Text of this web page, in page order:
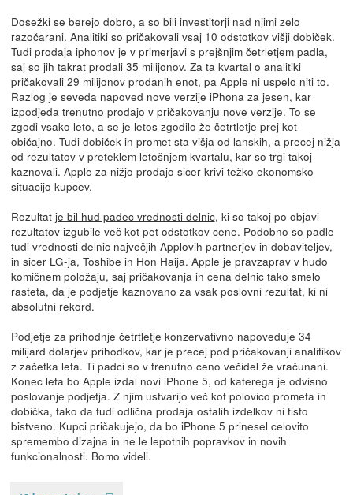
Dosežki se berejo dobro, a so bili investitorji nad njimi zelo
razočarani. Analitiki so pričakovali vsaj 10 odstotkov višji dobiček.
Tudi prodaja iphonov je v primerjavi s prejšnjim četrletjem padla,
saj so jih takrat prodali 35 milijonov. Za ta kvartal o analitiki
pričakovali 29 milijonov prodanih enot, pa Apple ni uspelo niti to.
Razlog je seveda napoved nove verzije iPhona za jesen, kar
izpodjeda trenutno prodajo v pričakovanju nove verzije. To se
zgodi vsako leto, a se je letos zgodilo že četrtletje prej kot
običajno. Tudi dobiček in promet sta višja od lanskih, a precej nižja
od rezultatov v preteklem letošnjem kvartalu, kar so trgi takoj
kaznovali. Apple za nižjo prodajo sicer krivi težko ekonomsko
situacijo kupcev.
Rezultat je bil hud padec vrednosti delnic, ki so takoj po objavi
rezultatov izgubile več kot pet odstotkov cene. Podobno so padle
tudi vrednosti delnic največjih Applovih partnerjev in dobaviteljev,
in sicer LG-ja, Toshibe in Hon Haija. Apple je pravzaprav v hudo
komičnem položaju, saj pričakovanja in cena delnic tako smelo
rasteta, da je podjetje kaznovano za vsak poslovni rezultat, ki ni
absolutni rekord.
Podjetje za prihodnje četrtletje konzervativno napoveduje 34
milijard dolarjev prihodkov, kar je precej pod pričakovanji analitikov
z začetka leta. Ti padci so v trenutno ceno večidel že vračunani.
Konec leta bo Apple izdal novi iPhone 5, od katerega je odvisno
poslovanje podjetja. Z njim ustvarijo več kot polovico prometa in
dobička, tako da tudi odlična prodaja ostalih izdelkov ni tisto
bistveno. Kupci pričakujejo, da bo iPhone 5 prinesel celovito
spremembo dizajna in ne le lepotnih popravkov in novih
funkcionalnosti. Bomo videli.